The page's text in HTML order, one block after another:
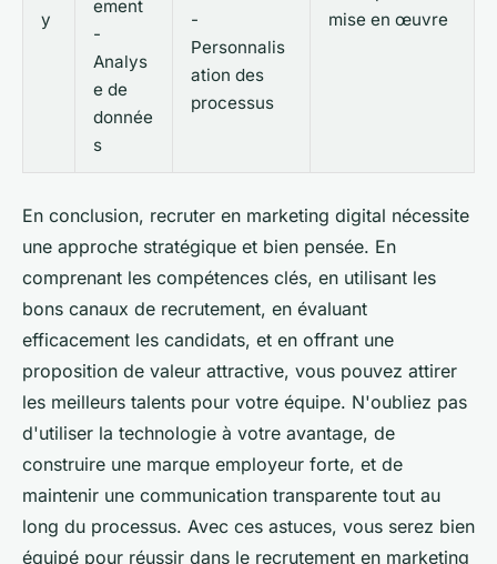
y
ement
-
Analys
e de
donnée
s
-
Personnalis
ation des
processus
mise en œuvre
En conclusion, recruter en marketing digital nécessite
une approche stratégique et bien pensée. En
comprenant les compétences clés, en utilisant les
bons canaux de recrutement, en évaluant
efficacement les candidats, et en offrant une
proposition de valeur attractive, vous pouvez attirer
les meilleurs talents pour votre équipe. N'oubliez pas
d'utiliser la technologie à votre avantage, de
construire une marque employeur forte, et de
maintenir une communication transparente tout au
long du processus. Avec ces astuces, vous serez bien
équipé pour réussir dans le recrutement en marketing